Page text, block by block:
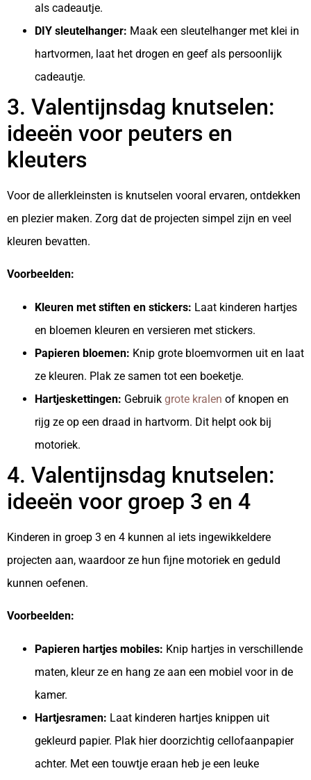
als cadeautje.
DIY sleutelhanger: Maak een sleutelhanger met klei in
hartvormen, laat het drogen en geef als persoonlijk
cadeautje.
3. Valentijnsdag knutselen:
ideeën voor peuters en
kleuters
Voor de allerkleinsten is knutselen vooral ervaren, ontdekken
en plezier maken. Zorg dat de projecten simpel zijn en veel
kleuren bevatten.
Voorbeelden:
Kleuren met stiften en stickers: Laat kinderen hartjes
en bloemen kleuren en versieren met stickers.
Papieren bloemen: Knip grote bloemvormen uit en laat
ze kleuren. Plak ze samen tot een boeketje.
Hartjeskettingen: Gebruik grote kralen of knopen en
rijg ze op een draad in hartvorm. Dit helpt ook bij
motoriek.
4. Valentijnsdag knutselen:
ideeën voor groep 3 en 4
Kinderen in groep 3 en 4 kunnen al iets ingewikkeldere
projecten aan, waardoor ze hun fijne motoriek en geduld
kunnen oefenen.
Voorbeelden:
Papieren hartjes mobiles: Knip hartjes in verschillende
maten, kleur ze en hang ze aan een mobiel voor in de
kamer.
Hartjesramen: Laat kinderen hartjes knippen uit
gekleurd papier. Plak hier doorzichtig cellofaanpapier
achter. Met een touwtje eraan heb je een leuke